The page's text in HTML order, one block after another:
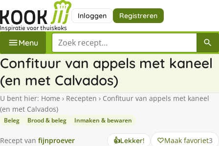
Inloggen Registreren
Menu Zoek een recept
Confituur van appels met kaneel
(en met Calvados)
U bent hier: Home › Recepten › Confituur van appels met kaneel
(en met Calvados)
Beleg Brood & beleg Inmaken & bewaren
Recept van fijnproever 👍Lekker! Maak favoriet3